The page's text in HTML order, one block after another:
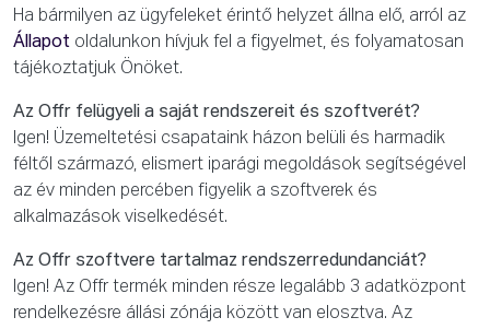
Ha bármilyen az ügyfeleket érintő helyzet állna elő, arról az
Állapot oldalunkon hívjuk fel a figyelmet, és folyamatosan
tájékoztatjuk Önöket.
Az Offr felügyeli a saját rendszereit és szoftverét?
Igen! Üzemeltetési csapataink házon belüli és harmadik
féltől származó, elismert iparági megoldások segítségével
az év minden percében figyelik a szoftverek és
alkalmazások viselkedését.
Az Offr szoftvere tartalmaz rendszerredundanciát?
Igen! Az Offr termék minden része legalább 3 adatközpont
rendelkezésre állási zónája között van elosztva. Az